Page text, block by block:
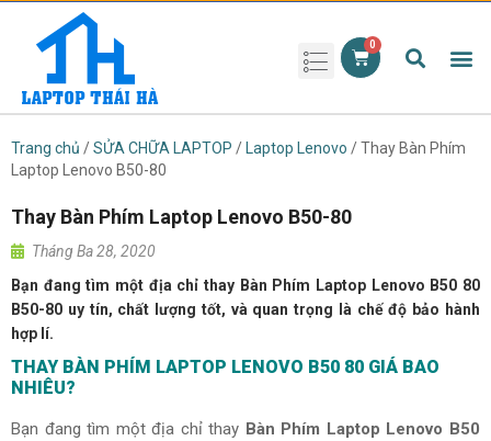
Trang chủ /SỬA CHỮA LAPTOP / Laptop Lenovo / Thay Bàn Phím
Laptop Lenovo B50-80
Thay Bàn Phím Laptop Lenovo B50-80
Tháng Ba 28, 2020
Bạn đang tìm một địa chỉ thay Bàn Phím Laptop Lenovo B50 80
B50-80 uy tín, chất lượng tốt, và quan trọng là chế độ bảo hành
hợp lí.
THAY BÀN PHÍM LAPTOP LENOVO B50 80 GIÁ BAO
NHIÊU?
Bạn đang tìm một địa chỉ thay Bàn Phím Laptop Lenovo B50